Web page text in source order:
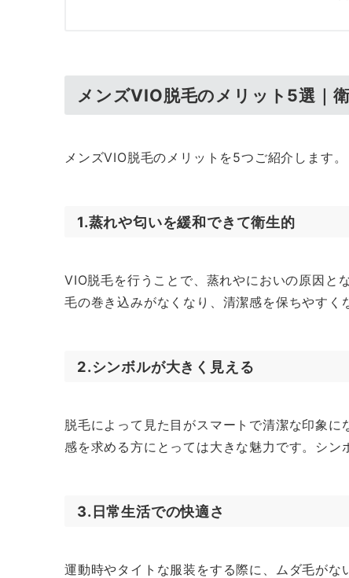
メンズVIO脱毛のメリット5選｜
メンズVIO脱毛のメリットを5つご紹介します。
1.蒸れや匂いを緩和できて衛生的
VIO脱毛を行うことで、蒸れやにおいの原因と
毛の巻き込みがなくなり、清潔感を保ちやすく
2.シンボルが大きく見える
脱毛によって見た目がスマートで清潔な印象
感を求める方にとっては大きな魅力です。シン
3.日常生活での快適さ
運動時やタイトな服装をする際に、ムダ毛が